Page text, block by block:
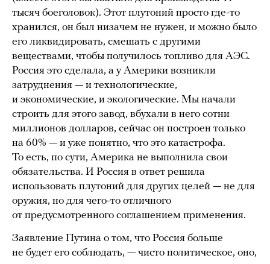
тысяч боеголовок). Этот плутоний просто где-то
хранился, он был низачем не нужен, и можно было
его ликвидировать, смешать с другими
веществами, чтобы получилось топливо для АЭС.
Россия это сделала, а у Америки возникли
затруднения — и технологические,
и экономические, и экологические. Мы начали
строить для этого завод, вбухали в него сотни
миллионов долларов, сейчас он построен только
на 60% — и уже понятно, что это катастрофа.
То есть, по сути, Америка не выполнила свои
обязательства. И Россия в ответ решила
использовать плутоний для других целей — не для
оружия, но для чего-то отличного
от предусмотренного соглашением применения.
Заявление Путина о том, что Россия больше
не будет его соблюдать, — чисто политическое, оно,